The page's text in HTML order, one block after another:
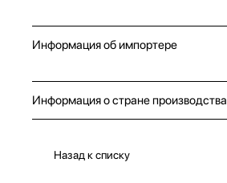
Информация об импортере
Информация о стране производства
Назад к списку